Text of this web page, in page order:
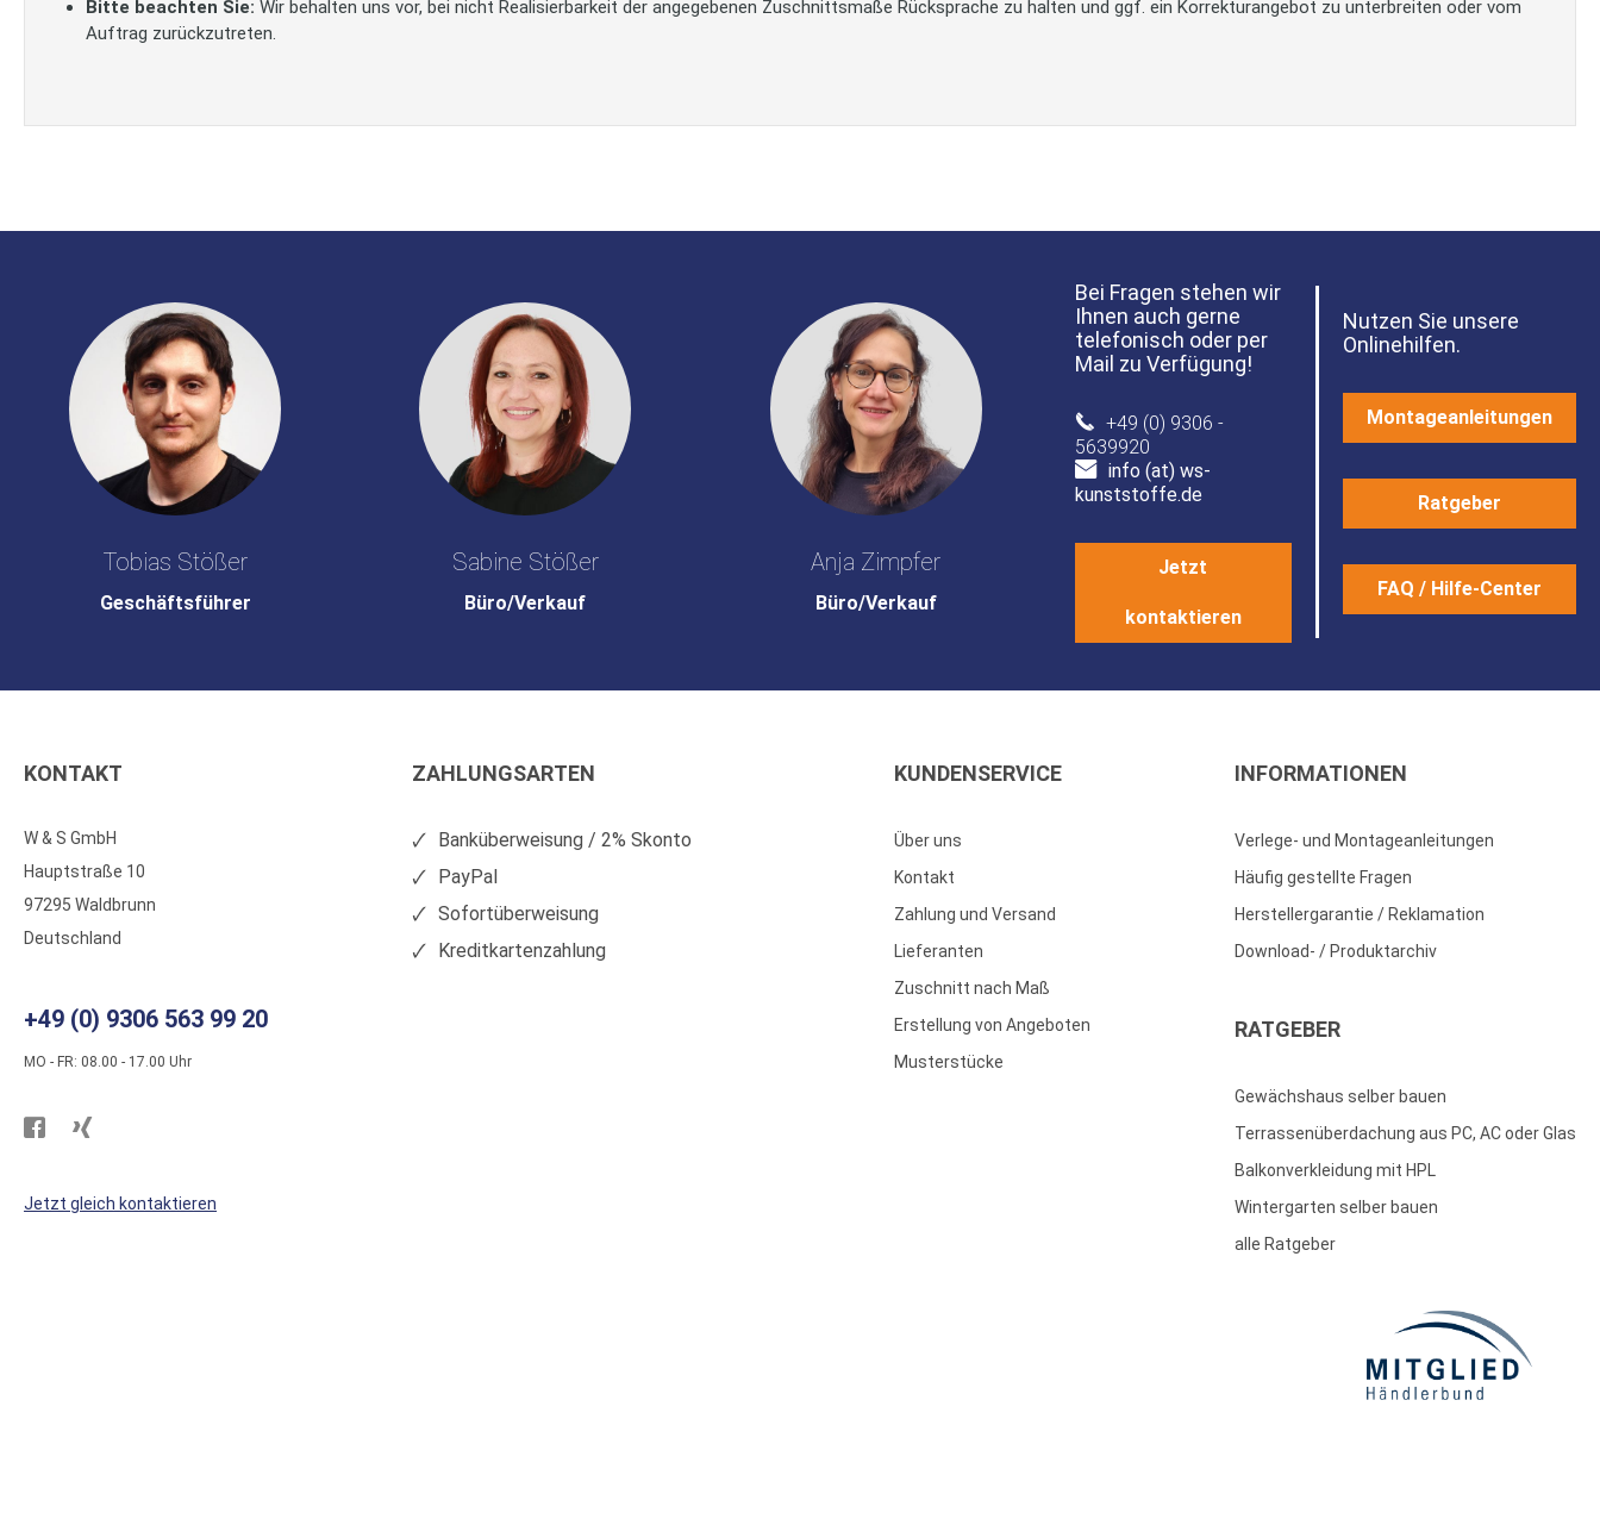
Bitte beachten Sie: Wir behalten uns vor, bei nicht Realisierbarkeit der angegebenen Zuschnittsmaße Rücksprache zu halten und ggf. ein Korrekturangebot zu unterbreiten oder vom
Auftrag zurückzutreten.
Tobias Stößer
Geschäftsführer
Sabine Stößer
Büro/Verkauf
Anja Zimpfer
Büro/Verkauf
Bei Fragen stehen wir
Ihnen auch gerne
telefonisch oder per
Mail zu Verfügung!
+49 (0) 9306 -
5639920
info (at) ws-
kunststoffe.de
Jetzt
kontaktieren
Nutzen Sie unsere
Onlinehilfen.
Montageanleitungen
Ratgeber
FAQ / Hilfe-Center
KONTAKT
W & S GmbH
Hauptstraße 10
97295 Waldbrunn
Deutschland
+49 (0) 9306 563 99 20
MO - FR: 08.00 - 17.00 Uhr
Besuchen
WS
WS
Jetzt gleich kontaktieren
ZAHLUNGSARTEN
Banküberweisung / 2% Skonto
PayPal
Sofortüberweisung
Kreditkartenzahlung
KUNDENSERVICE
Über uns
Kontakt
Zahlung und Versand
Lieferanten
Zuschnitt nach Maß
Erstellung von Angeboten
Musterstücke
INFORMATIONEN
Verlege- und Montageanleitungen
Häufig gestellte Fragen
Herstellergarantie / Reklamation
Download- / Produktarchiv
RATGEBER
Gewächshaus selber bauen
Terrassenüberdachung aus PC, AC oder Glas
Balkonverkleidung mit HPL
Wintergarten selber bauen
alle Ratgeber